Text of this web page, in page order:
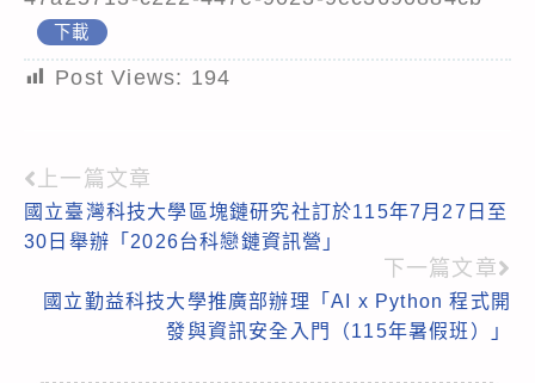
下載
Post Views: 194
Read
more
上一篇文章
國立臺灣科技大學區塊鏈研究社訂於115年7月27日至
30日舉辦「2026台科戀鏈資訊營」
下一篇文章
國立勤益科技大學推廣部辦理「AI x Python 程式開
發與資訊安全入門（115年暑假班）」